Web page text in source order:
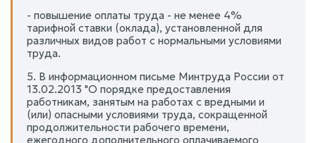
- повышение оплаты труда - не менее 4%
тарифной ставки (оклада), установленной для
различных видов работ с нормальными условиями
труда.
5. В информационном письме Минтруда России от
13.02.2013 "О порядке предоставления
работникам, занятым на работах с вредными и
(или) опасными условиями труда, сокращенной
продолжительности рабочего времени,
ежегодного дополнительного оплачиваемого